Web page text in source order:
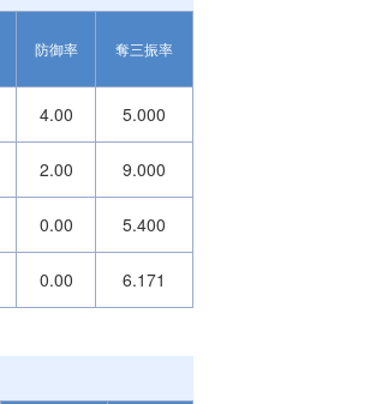
防御率 奪三振率
4.00 5.000
2.00 9.000
0.00 5.400
0.00 6.171